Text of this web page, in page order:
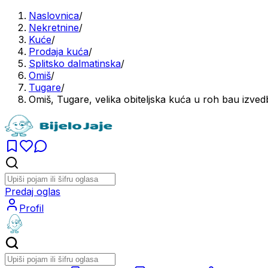
Naslovnica/
Nekretnine/
Kuće/
Prodaja kuća/
Splitsko dalmatinska/
Omiš/
Tugare/
Omiš, Tugare, velika obiteljska kuća u roh bau
Predaj oglas
Profil